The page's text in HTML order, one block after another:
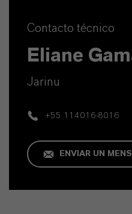
Contacto técnico
Eliane
Jarinu
+55 114016-8016
ENVIAR UN